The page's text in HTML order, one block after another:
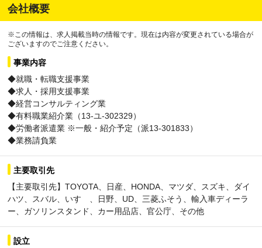
会社概要
※この情報は、求人掲載当時の情報です。現在は内容が変更されている場合が
ございますのでご注意ください。
事業内容
◆就職・転職支援事業
◆求人・採用支援事業
◆経営コンサルティング業
◆有料職業紹介業（13-ユ-302329）
◆労働者派遣業 ※一般・紹介予定（派13-301833）
◆業務請負業
主要取引先
【主要取引先】TOYOTA、日産、HONDA、マツダ、スズキ、ダイ
ハツ、スバル、いすゞ、日野、UD、三菱ふそう、輸入車ディーラ
ー、ガソリンスタンド、カー用品店、官公庁、その他
設立